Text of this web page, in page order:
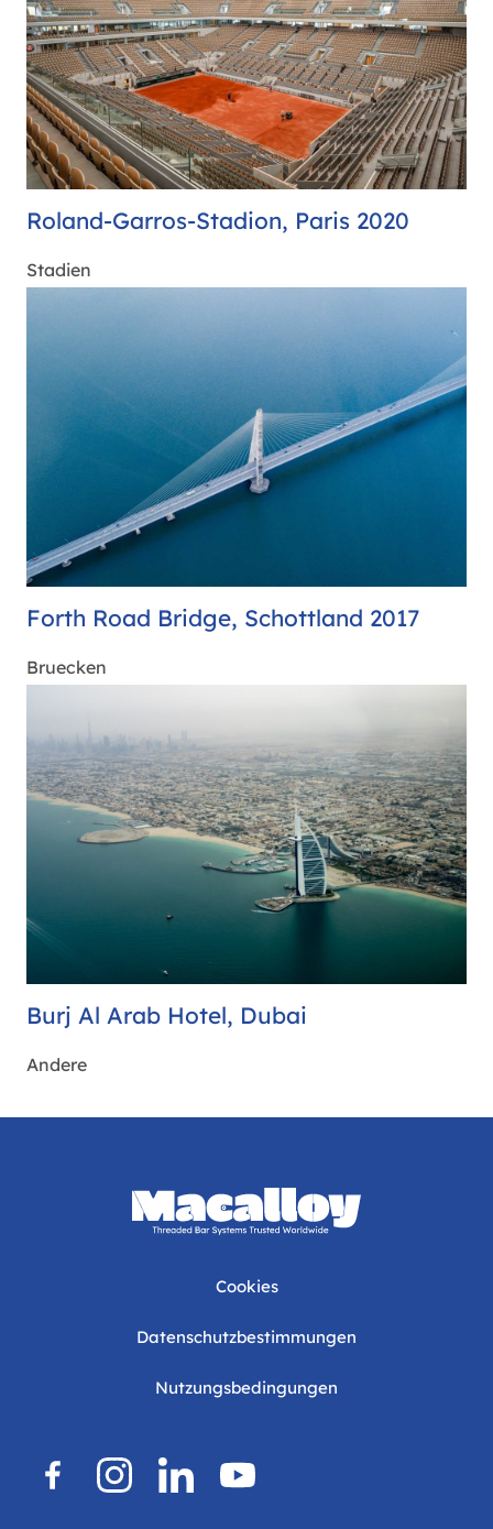
Roland-Garros-Stadion, Paris 2020
Stadien
Forth Road Bridge, Schottland 2017
Bruecken
Burj Al Arab Hotel, Dubai
Andere
Cookies
Datenschutzbestimmungen
Nutzungsbedingungen